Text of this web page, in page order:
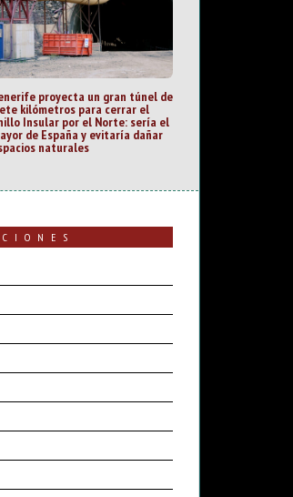
proyecta un gran túnel de
kilómetros para cerrar el
Insular por el Norte: sería el
de España y evitaría dañar
naturales